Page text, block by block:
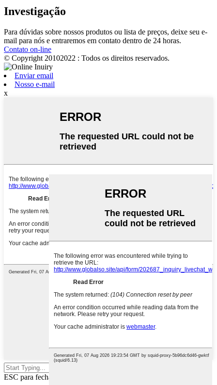
Investigação
Para dúvidas sobre nossos produtos ou lista de preços, deixe seu e-
mail para nós e entraremos em contato dentro de 24 horas.
Contato on-line
© Copyright 20102022 : Todos os direitos reservados.
Enviar email
Nosso e-mail
x
ESC para fechar